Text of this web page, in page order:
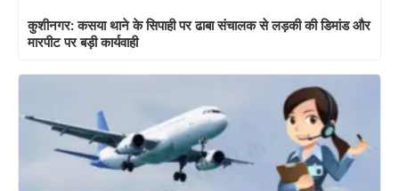
कुशीनगर: कसया थाने के सिपाही पर ढाबा संचालक से लड़की की डिमांड और
मारपीट पर बड़ी कार्यवाही